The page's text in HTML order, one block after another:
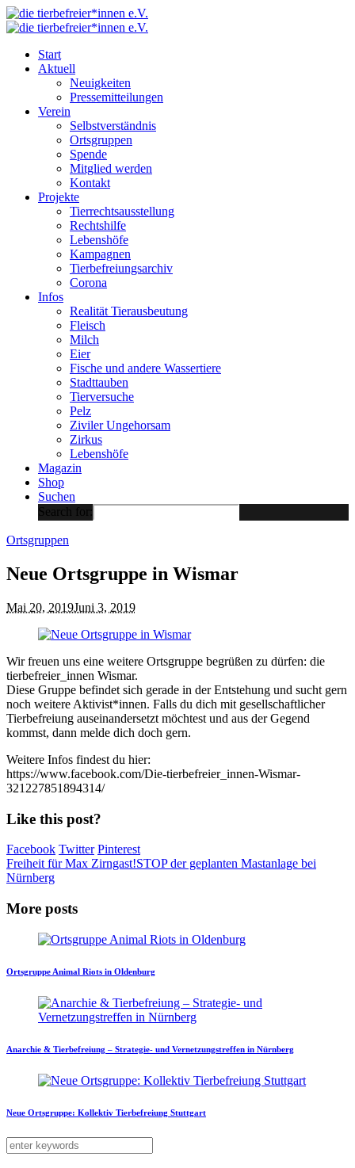
Start
Aktuell
Neuigkeiten
Pressemitteilungen
Verein
Selbstverständnis
Ortsgruppen
Spende
Mitglied werden
Kontakt
Projekte
Tierrechtsausstellung
Rechtshilfe
Lebenshöfe
Kampagnen
Tierbefreiungsarchiv
Corona
Infos
Realität Tierausbeutung
Fleisch
Milch
Eier
Fische und andere Wassertiere
Stadttauben
Tierversuche
Pelz
Ziviler Ungehorsam
Zirkus
Lebenshöfe
Magazin
Shop
Suchen
Search for:
Ortsgruppen
Neue Ortsgruppe in Wismar
Mai 20, 2019Juni 3, 2019
Wir freuen uns eine weitere Ortsgruppe begrüßen zu dürfen: die
tierbefreier_innen Wismar.
Diese Gruppe befindet sich gerade in der Entstehung und sucht gern
noch weitere Aktivist*innen. Falls du dich mit gesellschaftlicher
Tierbefreiung auseinandersetzt möchtest und aus der Gegend
kommst, dann melde dich doch gern.
Weitere Infos findest du hier:
https://www.facebook.com/Die-tierbefreier_innen-Wismar-
321227851894314/
Like this post?
Facebook Twitter Pinterest
Freiheit für Max Zirngast!STOP der geplanten Mastanlage bei
Nürnberg
More posts
Ortsgruppe Animal Riots in Oldenburg
Anarchie & Tierbefreiung – Strategie- und Vernetzungstreffen in Nürnberg
Neue Ortsgruppe: Kollektiv Tierbefreiung Stuttgart